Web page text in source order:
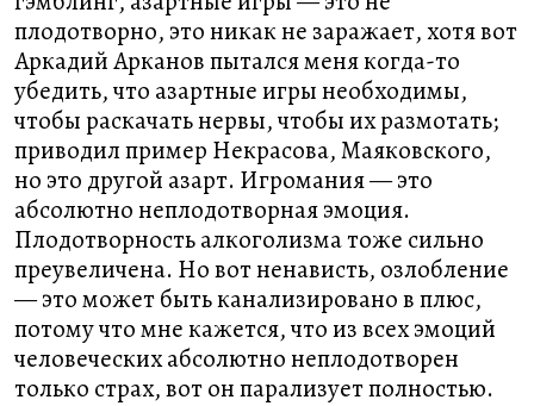
плодотворно, это никак не заражает, хотя вот
Аркадий Арканов пытался меня когда-то
убедить, что азартные игры необходимы,
чтобы раскачать нервы, чтобы их размотать;
приводил пример Некрасова, Маяковского,
но это другой азарт. Игромания — это
абсолютно неплодотворная эмоция.
Плодотворность алкоголизма тоже сильно
преувеличена. Но вот ненависть, озлобление
— это может быть канализировано в плюс,
потому что мне кажется, что из всех эмоций
человеческих абсолютно неплодотворен
только страх, вот он парализует полностью.